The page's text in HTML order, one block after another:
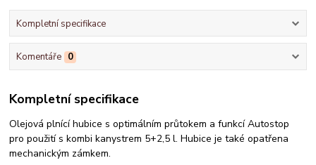
Kompletní specifikace
Komentáře 0
Kompletní specifikace
Olejová plnící hubice s optimálním průtokem a funkcí Autostop
pro použití s kombi kanystrem 5+2,5 l. Hubice je také opatřena
mechanickým zámkem.